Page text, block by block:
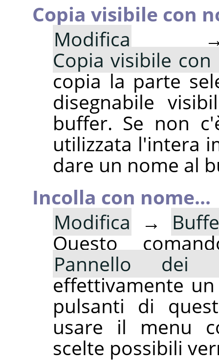
Copia visibile con
Modifica
Copia visibile con
copia la parte
disegnabile
buffer. Se non
utilizzata l'intera
dare un nome al
Incolla con nome...
Modifica →
Questo
Pannello dei
effettivamente
pulsanti di
usare il menu
scelte possibili